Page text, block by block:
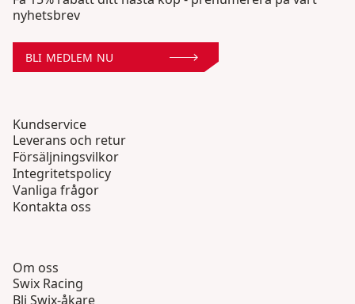
nyhetsbrev
BLI MEDLEM NU
Kundservice
Leverans och retur
Försäljningsvilkor
Integritetspolicy
Vanliga frågor
Kontakta oss
Om oss
Swix Racing
Bli Swix-åkare